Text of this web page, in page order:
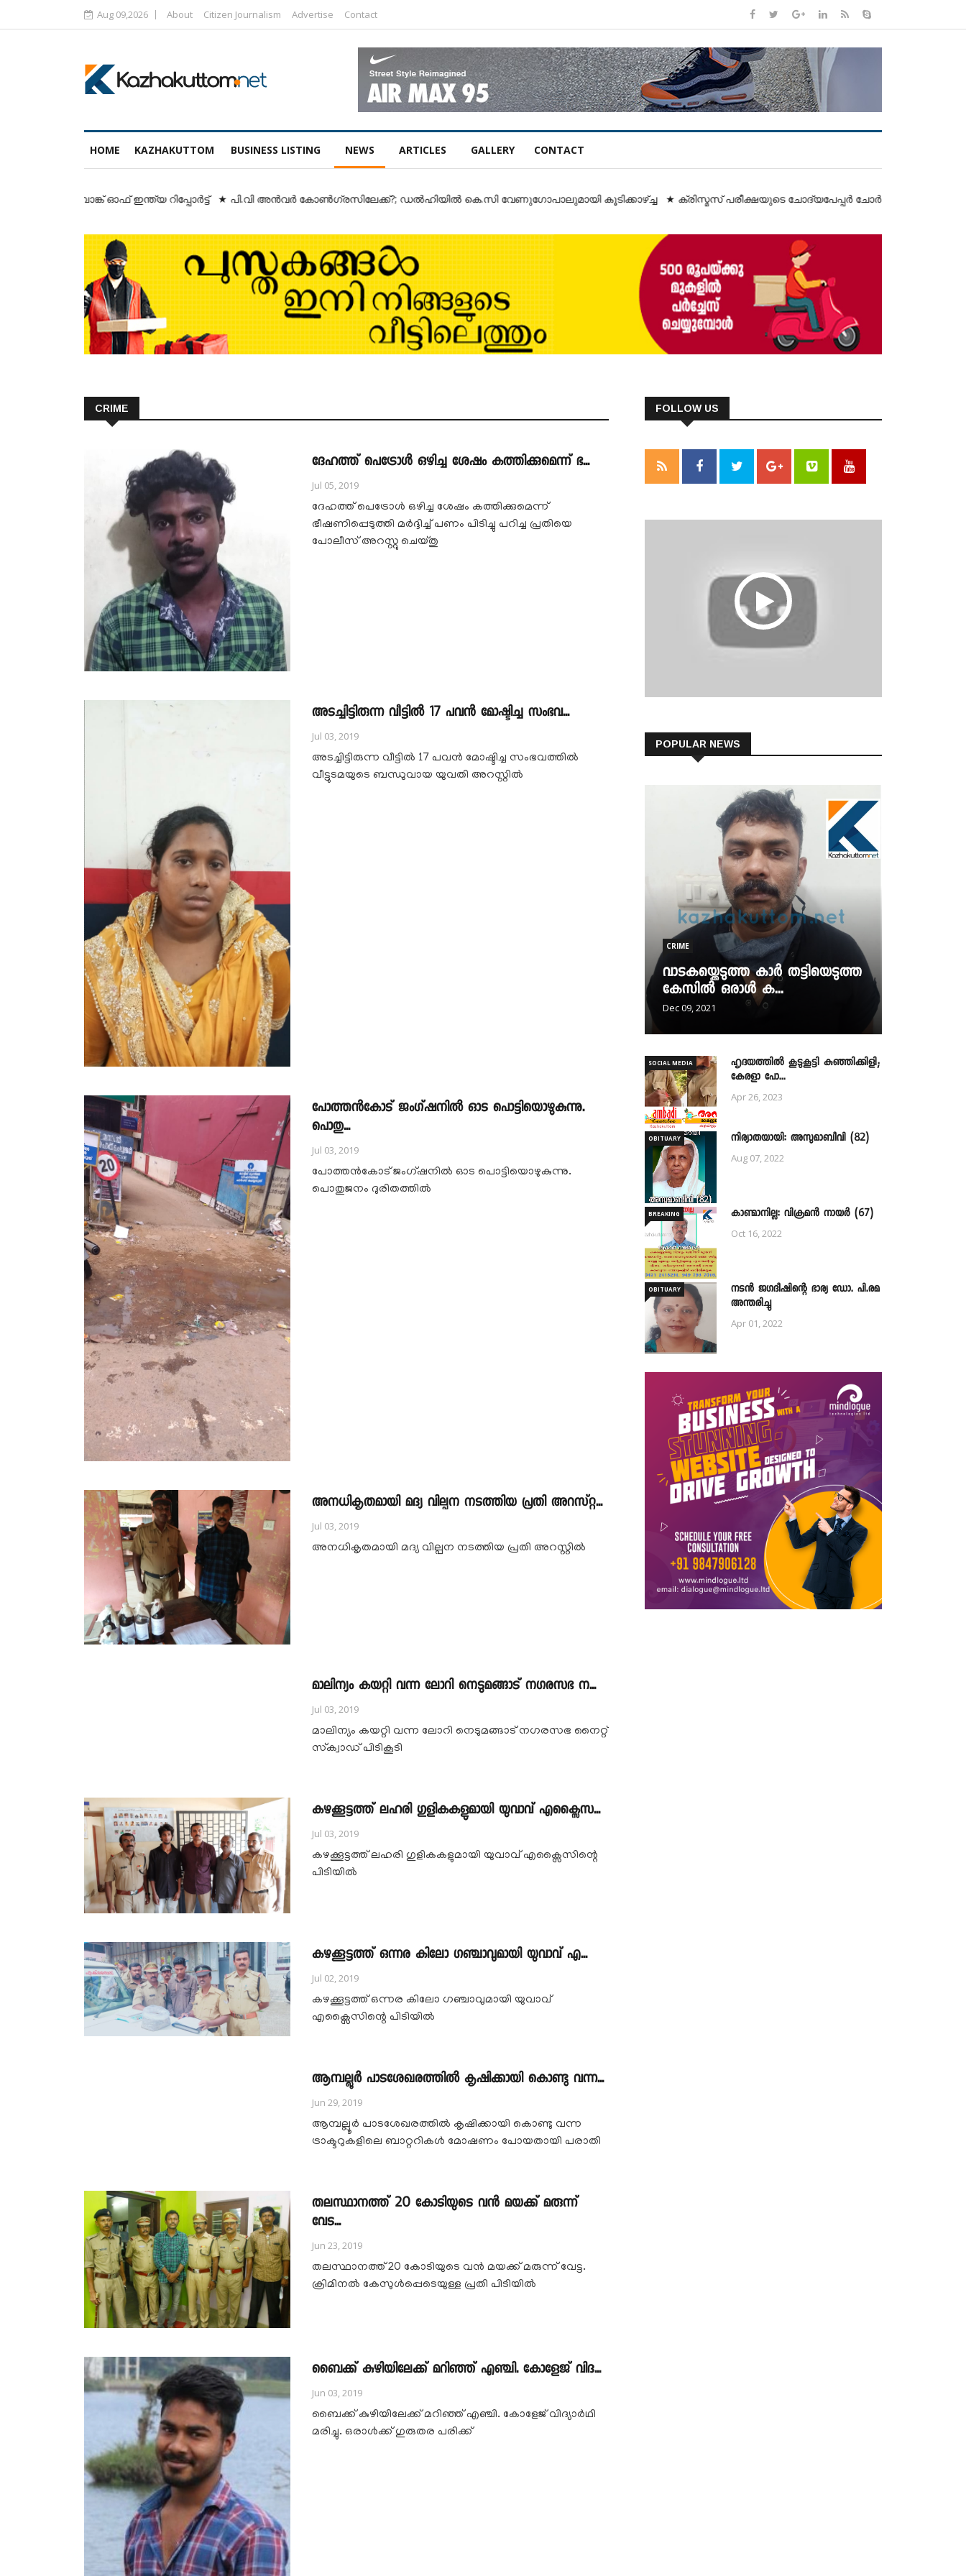
Aug 09,2026 About Citizen Journalism Advertise Contact
HOME KAZHAKUTTOM BUSINESS LISTING NEWS ARTICLES GALLERY CONTACT
ഓഫ് ഇന്ത്യ റിപ്പോർട്ട് ★ പി.വി അൻവർ കോൺഗ്രസിലേക്ക്?; ഡൽഹിയിൽ കെ.സി വേണുഗോപാലുമായി കൂടിക്കാഴ്ച്ച ★ ക്രിസ്മസ് പരീക്ഷയുടെ ചോദ്യപേപ്പർ ചോർന്നെന്ന് സ്ഥിരീകരിച്ച്
CRIME
ദേഹത്ത് പെട്രോൾ ഒഴിച്ച ശേഷം കത്തിക്കുമെന്ന് ഭ...
Jul 05, 2019
ദേഹത്ത് പെട്രോൾ ഒഴിച്ച ശേഷം കത്തിക്കുമെന്ന്
ഭീഷണിപ്പെടുത്തി മർദ്ദിച്ച് പണം പിടിച്ചു പറിച്ച പ്രതിയെ
പോലീസ് അറസ്റ്റു ചെയ്തു
അടച്ചിട്ടിരുന്ന വീട്ടിൽ 17 പവൻ മോഷ്ടിച്ച സംഭവ...
Jul 03, 2019
അടച്ചിട്ടിരുന്ന വീട്ടിൽ 17 പവൻ മോഷ്ടിച്ച സംഭവത്തിൽ
വീട്ടുടമയുടെ ബന്ധുവായ യുവതി അറസ്റ്റിൽ
പോത്തൻകോട് ജംഗ്ഷനിൽ ഓട പൊട്ടിയൊഴുകുന്നു.
പൊതു...
Jul 03, 2019
പോത്തൻകോട് ജംഗ്ഷനിൽ ഓട പൊട്ടിയൊഴുകുന്നു.
പൊതുജനം ദുരിതത്തിൽ
അനധികൃതമായി മദ്യ വില്പന നടത്തിയ പ്രതി അറസ്റ്റ...
Jul 03, 2019
അനധികൃതമായി മദ്യ വില്പന നടത്തിയ പ്രതി അറസ്റ്റിൽ
മാലിന്യം കയറ്റി വന്ന ലോറി നെടുമങ്ങാട് നഗരസഭ ന...
Jul 03, 2019
മാലിന്യം കയറ്റി വന്ന ലോറി നെടുമങ്ങാട് നഗരസഭ നൈറ്റ്
സ്‌ക്വാഡ് പിടികൂടി
കഴക്കൂട്ടത്ത് ലഹരി ഗുളികകളുമായി യുവാവ് എക്സൈസ...
Jul 03, 2019
കഴക്കൂട്ടത്ത് ലഹരി ഗുളികകളുമായി യുവാവ് എക്സൈസിന്റെ
പിടിയിൽ
കഴക്കൂട്ടത്ത് ഒന്നര കിലോ ഗഞ്ചാവുമായി യുവാവ് എ...
Jul 02, 2019
കഴക്കൂട്ടത്ത് ഒന്നര കിലോ ഗഞ്ചാവുമായി യുവാവ്
എക്സൈസിന്റെ പിടിയിൽ
ആമ്പല്ലൂർ പാടശേഖരത്തിൽ കൃഷിക്കായി കൊണ്ടു വന്ന...
Jun 29, 2019
ആമ്പല്ലൂർ പാടശേഖരത്തിൽ കൃഷിക്കായി കൊണ്ടു വന്ന
ട്രാക്ടറുകളിലെ ബാറ്ററികൾ മോഷണം പോയതായി പരാതി
തലസ്ഥാനത്ത് 20 കോടിയുടെ വൻ മയക്ക് മരുന്ന്
വേട...
Jun 23, 2019
തലസ്ഥാനത്ത് 20 കോടിയുടെ വൻ മയക്ക് മരുന്ന് വേട്ട.
ക്രിമിനൽ കേസുൾപ്പെടെയുള്ള പ്രതി പിടിയിൽ
ബൈക്ക് കുഴിയിലേക്ക് മറിഞ്ഞ് എഞ്ചി. കോളേജ് വിദ...
Jun 03, 2019
ബൈക്ക് കുഴിയിലേക്ക് മറിഞ്ഞ് എഞ്ചി. കോളേജ് വിദ്യാർഥി
മരിച്ചു. ഒരാൾക്ക് ഗുരുതര പരിക്ക്
FOLLOW US
POPULAR NEWS
CRIME
വാടകയ്ക്കെടുത്ത കാർ തട്ടിയെടുത്ത
കേസിൽ ഒരാൾ ക...
Dec 09, 2021
SOCIAL MEDIA
ഹൃദയത്തില്‍ കൂടുകൂട്ടി കുഞ്ഞിക്കിളി;
കേരളാ പോ...
Apr 26, 2023
OBITUARY നിര്യാതയായി: അസുമാബീവി (82)
Aug 07, 2022
BREAKING കാണ്മാനില്ല: വിക്രമൻ നായർ (67)
Oct 16, 2022
OBITUARY
നടൻ ജഗദീഷിന്റെ ഭാര്യ ഡോ. പി.രമ
അന്തരിച്ചു
Apr 01, 2022